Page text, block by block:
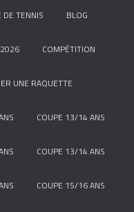
DE TENNIS BLOG
COMPÉTITION
UNE RAQUETTE
COUPE 13/14 ANS
COUPE 13/14 ANS
COUPE 15/16 ANS